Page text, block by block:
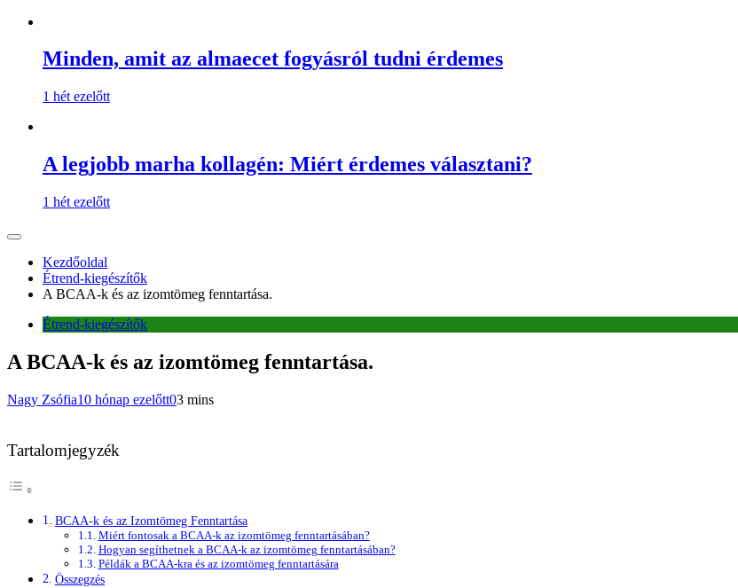
Minden, amit az almaecet fogyásról tudni érdemes
1 hét ezelőtt
A legjobb marha kollagén: Miért érdemes választani?
1 hét ezelőtt
Kezdőoldal
Étrend-kiegészítők
A BCAA-k és az izomtömeg fenntartása.
Étrend-kiegészítők
A BCAA-k és az izomtömeg fenntartása.
Nagy Zsófia10 hónap ezelőtt03 mins
Tartalomjegyzék
BCAA-k és az Izomtömeg Fenntartása
Miért fontosak a BCAA-k az izomtömeg fenntartásában?
Hogyan segíthetnek a BCAA-k az izomtömeg fenntartásában?
Példák a BCAA-kra és az izomtömeg fenntartására
Összegzés